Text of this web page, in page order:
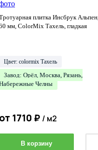
плитка Инсбрук Альпен,
мм, ColorMix Тахель, гладкая
Цвет: colormix Тахель
Завод: Орёл, Москва, Рязань,
Челны
1710 ₽ / м2
В корзину